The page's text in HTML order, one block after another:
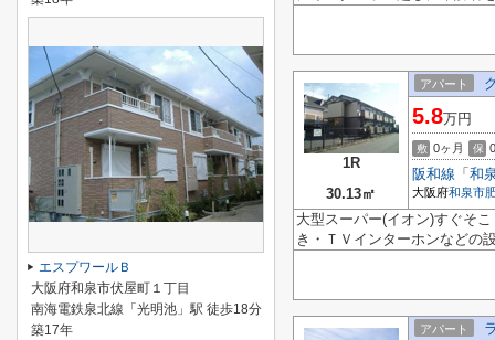
1R
30.13㎡
アパート
5.8万円
敷 0ヶ月 保
阪和線 「 和
大阪府和泉市
大型スーパー(イオン)すぐそ
き・ＴＶインターホンなどの
アパート
エスプワールＢ
大阪府和泉市伏屋町１丁目
南海電鉄泉北線「光明池」駅 徒歩18分
築17年